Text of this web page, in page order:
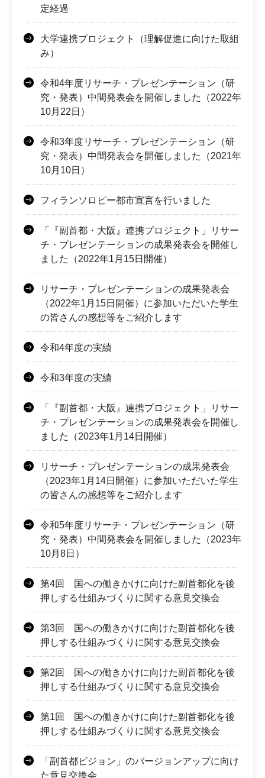
定経過
大学連携プロジェクト（理解促進に向けた取組
み）
令和4年度リサーチ・プレゼンテーション（研
究・発表）中間発表会を開催しました（2022年
10月22日）
令和3年度リサーチ・プレゼンテーション（研
究・発表）中間発表会を開催しました（2021年
10月10日）
フィランソロピー都市宣言を行いました
「『副首都・大阪』連携プロジェクト」リサー
チ・プレゼンテーションの成果発表会を開催し
ました（2022年1月15日開催）
リサーチ・プレゼンテーションの成果発表会
（2022年1月15日開催）に参加いただいた学生
の皆さんの感想等をご紹介します
令和4年度の実績
令和3年度の実績
「『副首都・大阪』連携プロジェクト」リサー
チ・プレゼンテーションの成果発表会を開催し
ました（2023年1月14日開催）
リサーチ・プレゼンテーションの成果発表会
（2023年1月14日開催）に参加いただいた学生
の皆さんの感想等をご紹介します
令和5年度リサーチ・プレゼンテーション（研
究・発表）中間発表会を開催しました（2023年
10月8日）
第4回 国への働きかけに向けた副首都化を後
押しする仕組みづくりに関する意見交換会
第3回 国への働きかけに向けた副首都化を後
押しする仕組みづくりに関する意見交換会
第2回 国への働きかけに向けた副首都化を後
押しする仕組みづくりに関する意見交換会
第1回 国への働きかけに向けた副首都化を後
押しする仕組みづくりに関する意見交換会
「副首都ビジョン」のバージョンアップに向け
た意見交換会